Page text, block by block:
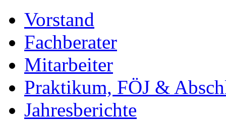
Vorstand
Fachberater
Mitarbeiter
Praktikum, FÖJ &
Jahresberichte